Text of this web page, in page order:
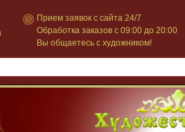
Прием заявок с сайта 24/7
Обработка заказов с 09:00 до 20:00
Вы общаетесь с художником!